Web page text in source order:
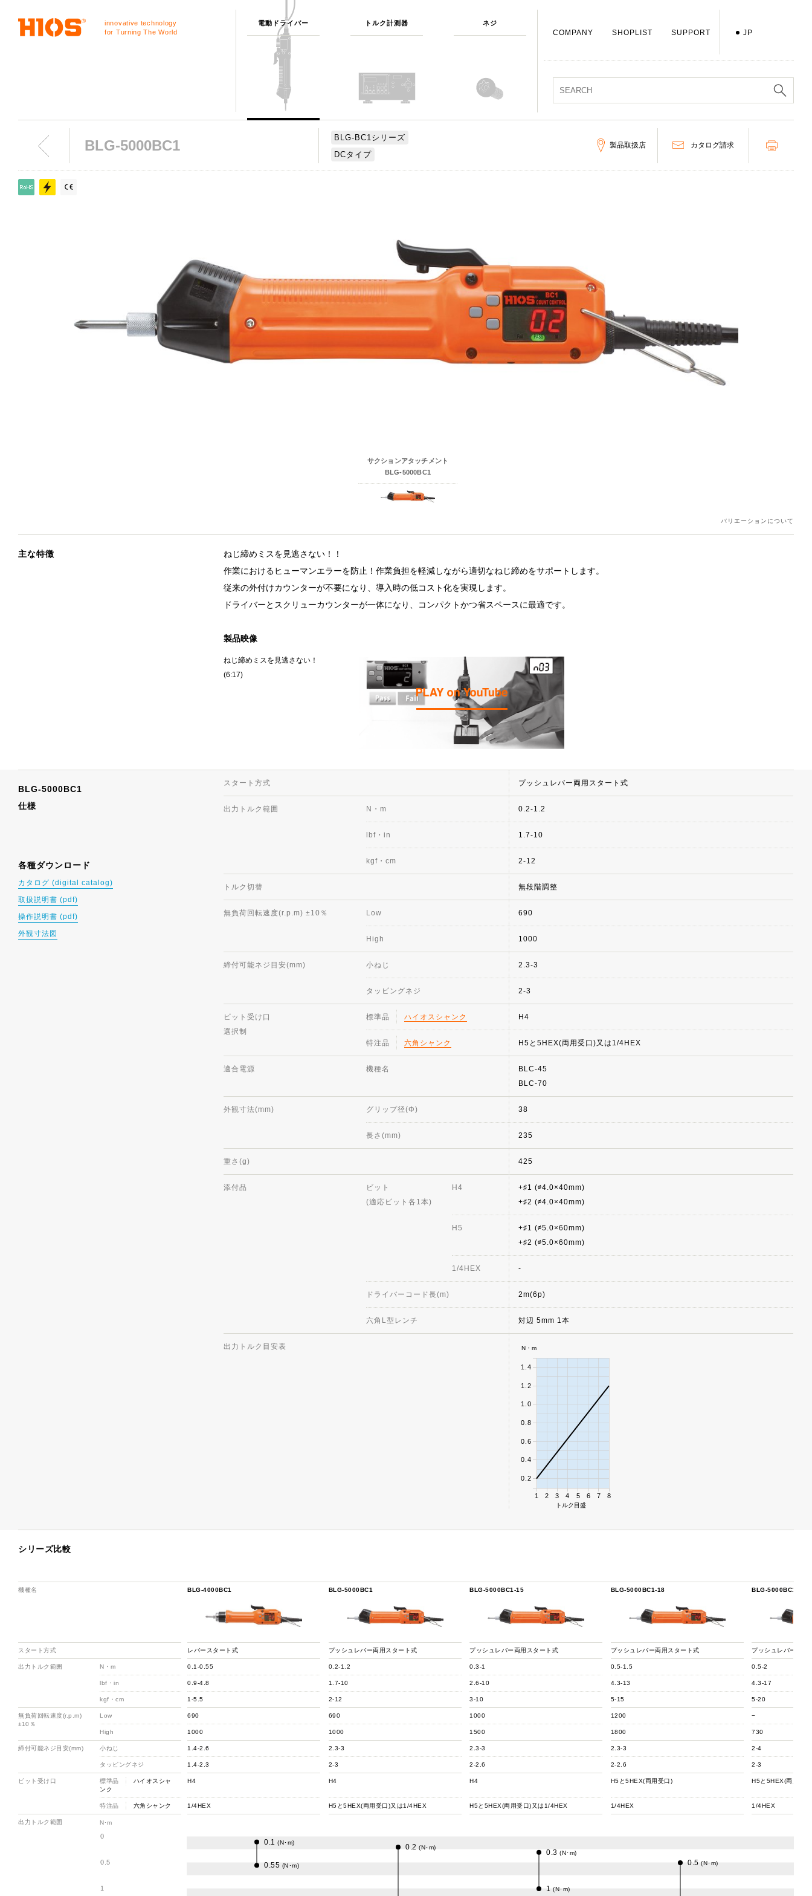
innovative technology
for Turning The World
電動ドライバー トルク計測器 ネジ
COMPANY SHOPLIST SUPPORT JP
BLG-5000BC1
BLG-BC1シリーズ
DCタイプ
製品取扱店 カタログ請求
バリエーションについて
サクションアタッチメント
BLG-5000BC1
主な特徴
ねじ締めミスを見逃さない！！
作業におけるヒューマンエラーを防止！作業負担を軽減しながら適切なねじ締めをサポートします。
従来の外付けカウンターが不要になり、導入時の低コスト化を実現します。
ドライバーとスクリューカウンターが一体になり、コンパクトかつ省スペースに最適です。
製品映像
ねじ締めミスを見逃さない！
(6:17)
BLG-5000BC1
仕様
各種ダウンロード
カタログ (digital catalog)
取扱説明書 (pdf)
操作説明書 (pdf)
外観寸法図
スタート方式
出力トルク範囲 N・m
lbf・in
kgf・cm
トルク切替
無負荷回転速度(r.p.m) ±10％ Low
High
締付可能ネジ目安(mm) 小ねじ
タッピングネジ
ビット受け口
選択制
標準品 ハイオスシャンク
特注品 六角シャンク
適合電源 機種名
外観寸法(mm) グリップ径(Φ)
長さ(mm)
重さ(g)
添付品
ビット
(適応ビット各1本)
H4
H5
1/4HEX
ドライバーコード長(m)
六角L型レンチ
出力トルク目安表
プッシュレバー両用スタート式
0.2-1.2
1.7-10
2-12
無段階調整
690
1000
2.3-3
2-3
H4
H5と5HEX(両用受口)又は1/4HEX
BLC-45
BLC-70
38
235
425
+♯1 (∅4.0×40mm)
+♯2 (∅4.0×40mm)
+♯1 (∅5.0×60mm)
+♯2 (∅5.0×60mm)
-
2m(6p)
対辺 5mm 1本
1 2 3 4 5 6 7 8
トルク目盛
0.2
0.4
0.6
0.8
1.0
1.2
1.4
N・m
シリーズ比較
機種名
スタート方式
出力トルク範囲 N・m
lbf・in
kgf・cm
無負荷回転速度(r.p.m)
±10％
Low
High
締付可能ネジ目安(mm) 小ねじ
タッピングネジ
ビット受け口 標準品
ハイオスシャ
ンク
特注品 六角シャンク
出力トルク範囲
0
0.5
1
N･m
BLG-4000BC1
レバースタート式
0.1-0.55
0.9-4.8
1-5.5
690
1000
1.4-2.6
1.4-2.3
H4
1/4HEX
0.1 (N･m)
0.55 (N･m)
BLG-5000BC1
プッシュレバー両用スタート式
0.2-1.2
1.7-10
2-12
690
1000
2.3-3
2-3
H4
H5と5HEX(両用受口)又は1/4HEX
0.2 (N･m)
BLG-5000BC1-15
プッシュレバー両用スタート式
0.3-1
2.6-10
3-10
1000
1500
2.3-3
2-2.6
H4
H5と5HEX(両用受口)又は1/4HEX
0.3 (N･m)
1 (N･m)
BLG-5000BC1-18
プッシュレバー両用スタート式
0.5-1.5
4.3-13
5-15
1200
1800
2.3-3
2-2.6
H5と5HEX(両用受口)
1/4HEX
0.5 (N･m)
BLG-5000BC1-HT
プッシュレバー両用
0.5-2
4.3-17
5-20
−
730
2-4
2-3
H5と5HEX(両用受
1/4HEX